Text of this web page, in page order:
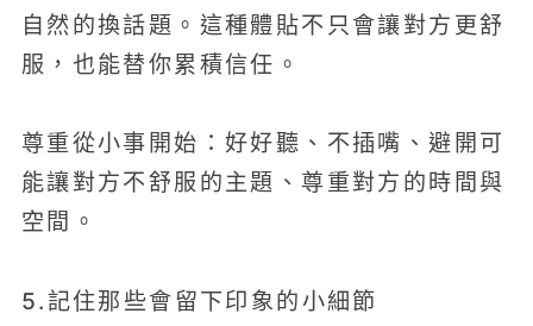
自然的換話題。這種體貼不只會讓對方更舒
服，也能替你累積信任。
尊重從小事開始：好好聽、不插嘴、避開可
能讓對方不舒服的主題、尊重對方的時間與
空間。
5.記住那些會留下印象的小細節